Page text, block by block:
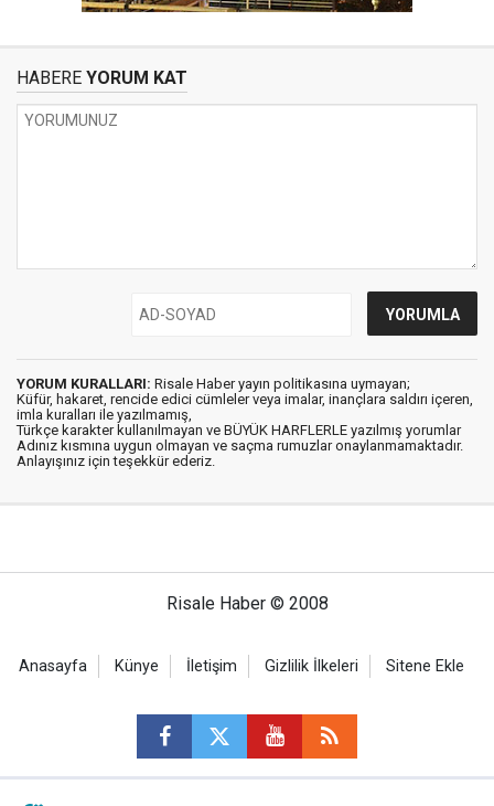
HABERE YORUM KAT
YORUM KURALLARI: Risale Haber yayın politikasına uymayan;
Küfür, hakaret, rencide edici cümleler veya imalar, inançlara saldırı içeren,
imla kuralları ile yazılmamış,
Türkçe karakter kullanılmayan ve BÜYÜK HARFLERLE yazılmış yorumlar
Adınız kısmına uygun olmayan ve saçma rumuzlar onaylanmamaktadır.
Anlayışınız için teşekkür ederiz.
Risale Haber © 2008
Anasayfa Künye İletişim Gizlilik İlkeleri Sitene Ekle